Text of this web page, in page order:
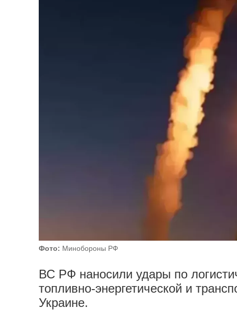
Фото: Минобороны РФ
ВС РФ наносили удары по
топливно-энергетической и
Украине.